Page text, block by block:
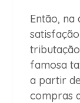
Então, na
famosa
a partir
compras